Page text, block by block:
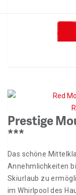
Prestige
***
Das schöne
Annehmlichkeiten
Skiurlaub zu
im Whirlpool des